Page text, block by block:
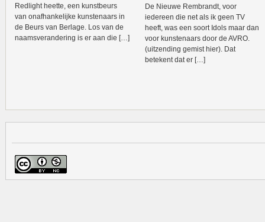
Redlight heette, een kunstbeurs
van onafhankelijke kunstenaars in
de Beurs van Berlage. Los van de
naamsverandering is er aan die […]
De Nieuwe Rembrandt, voor
iedereen die net als ik geen TV
heeft, was een soort Idols maar dan
voor kunstenaars door de AVRO.
(uitzending gemist hier). Dat
betekent dat er […]